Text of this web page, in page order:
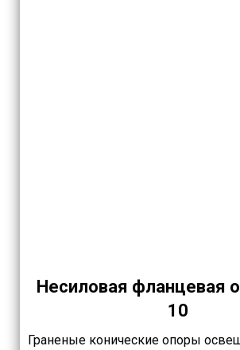
Несиловая фланцевая
10
Граненые конические опоры